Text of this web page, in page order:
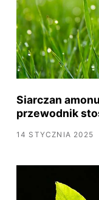
Siarczan
przewodnik
14 STYCZNIA 2025